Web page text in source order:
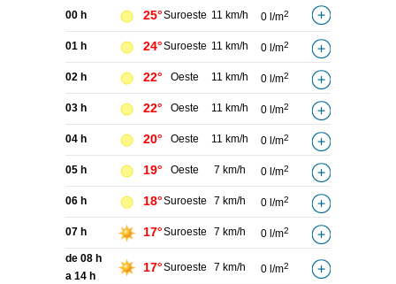
00 h 25°Suroeste 11 km/h 0 l/m2
01 h 24°Suroeste 11 km/h 0 l/m2
02 h 22° Oeste 11 km/h 0 l/m2
03 h 22° Oeste 11 km/h 0 l/m2
04 h 20° Oeste 11 km/h 0 l/m2
05 h 19° Oeste 7 km/h 0 l/m2
06 h 18°Suroeste 7 km/h 0 l/m2
07 h 17°Suroeste 7 km/h 0 l/m2
de 08 h
a 14 h
17°Suroeste 7 km/h 0 l/m2